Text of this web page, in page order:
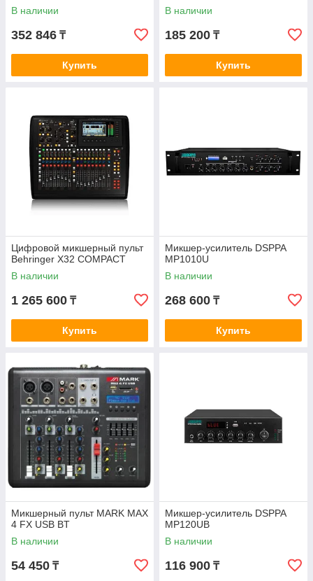
В наличии
352 846 ₸
Купить
В наличии
185 200 ₸
Купить
Цифровой микшерный пульт
Behringer X32 COMPACT
В наличии
1 265 600 ₸
Купить
Микшер-усилитель DSPPA
MP1010U
В наличии
268 600 ₸
Купить
Микшерный пульт MARK MAX
4 FX USB BT
В наличии
54 450 ₸
Микшер-усилитель DSPPA
MP120UB
В наличии
116 900 ₸